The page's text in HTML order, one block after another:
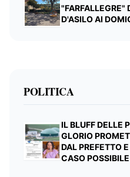
"FARFALLEGRE"
D'ASILO AI
POLITICA
IL BLUFF DELLE
GLORIO
DAL PREFETTO
CASO